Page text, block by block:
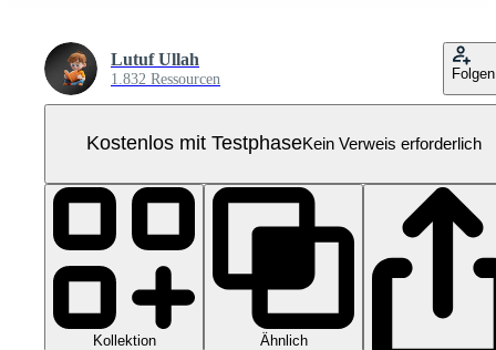
Lutuf Ullah
1.832 Ressourcen Folgen
Kostenlos mit TestphaseKein Verweis erforderlich
Kollektion Ähnlich